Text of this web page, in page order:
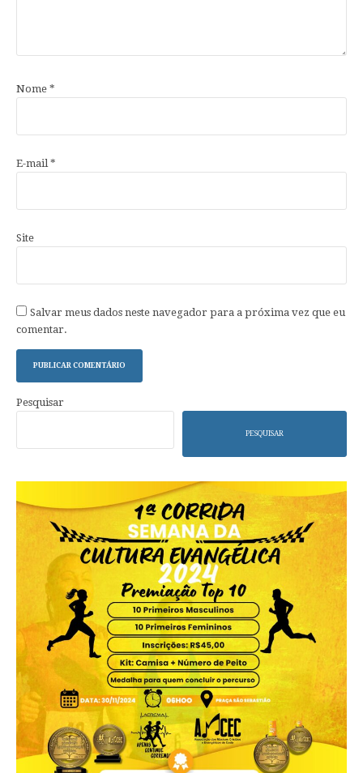
Nome *
E-mail*
Site
Salvar meus dados neste navegador para a próxima vez que eu
comentar.
Pesquisar
PESQUISAR